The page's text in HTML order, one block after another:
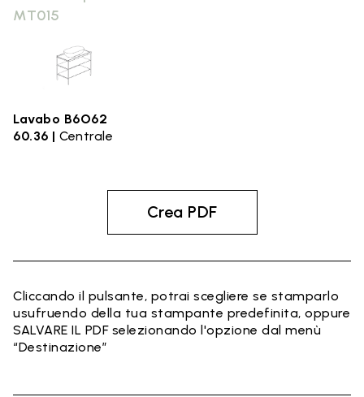
MT015
Lavabo B6O62
60.36 | Centrale
Crea PDF
Cliccando il pulsante, potrai scegliere se stamparlo
usufruendo della tua stampante predefinita, oppure
SALVARE IL PDF selezionando l'opzione dal menù
“Destinazione”